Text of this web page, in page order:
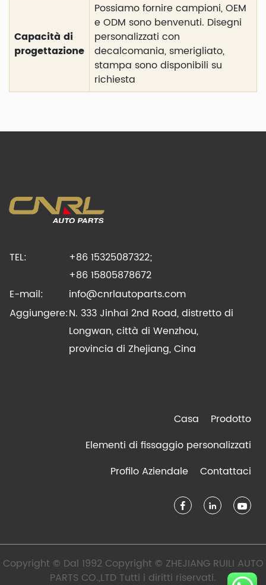
Capacità di
progettazione
Possiamo fornire campioni, OEM
e ODM sono benvenuti. Disegni
personalizzati con
decalcomania, smerigliato,
stampa sono disponibili su
richiesta
TEL:
+86 15325087322;
+86 15805878672
E-mail:
info@cnrlautoparts.com
Aggiungere:N. 333 Jinhai 2nd Road, distretto di
Longwan, città di Wenzhou,
provincia di Zhejiang, Cina
Casa
Prodotto
Elementi di fissaggio personalizzati
Profilo Aziendale
Contattaci
Copyright © Dal 1992 Copyright © ZHEJIANG RUILI AUTO
PARTS CO.,LTD Tutti i diritti riservati.